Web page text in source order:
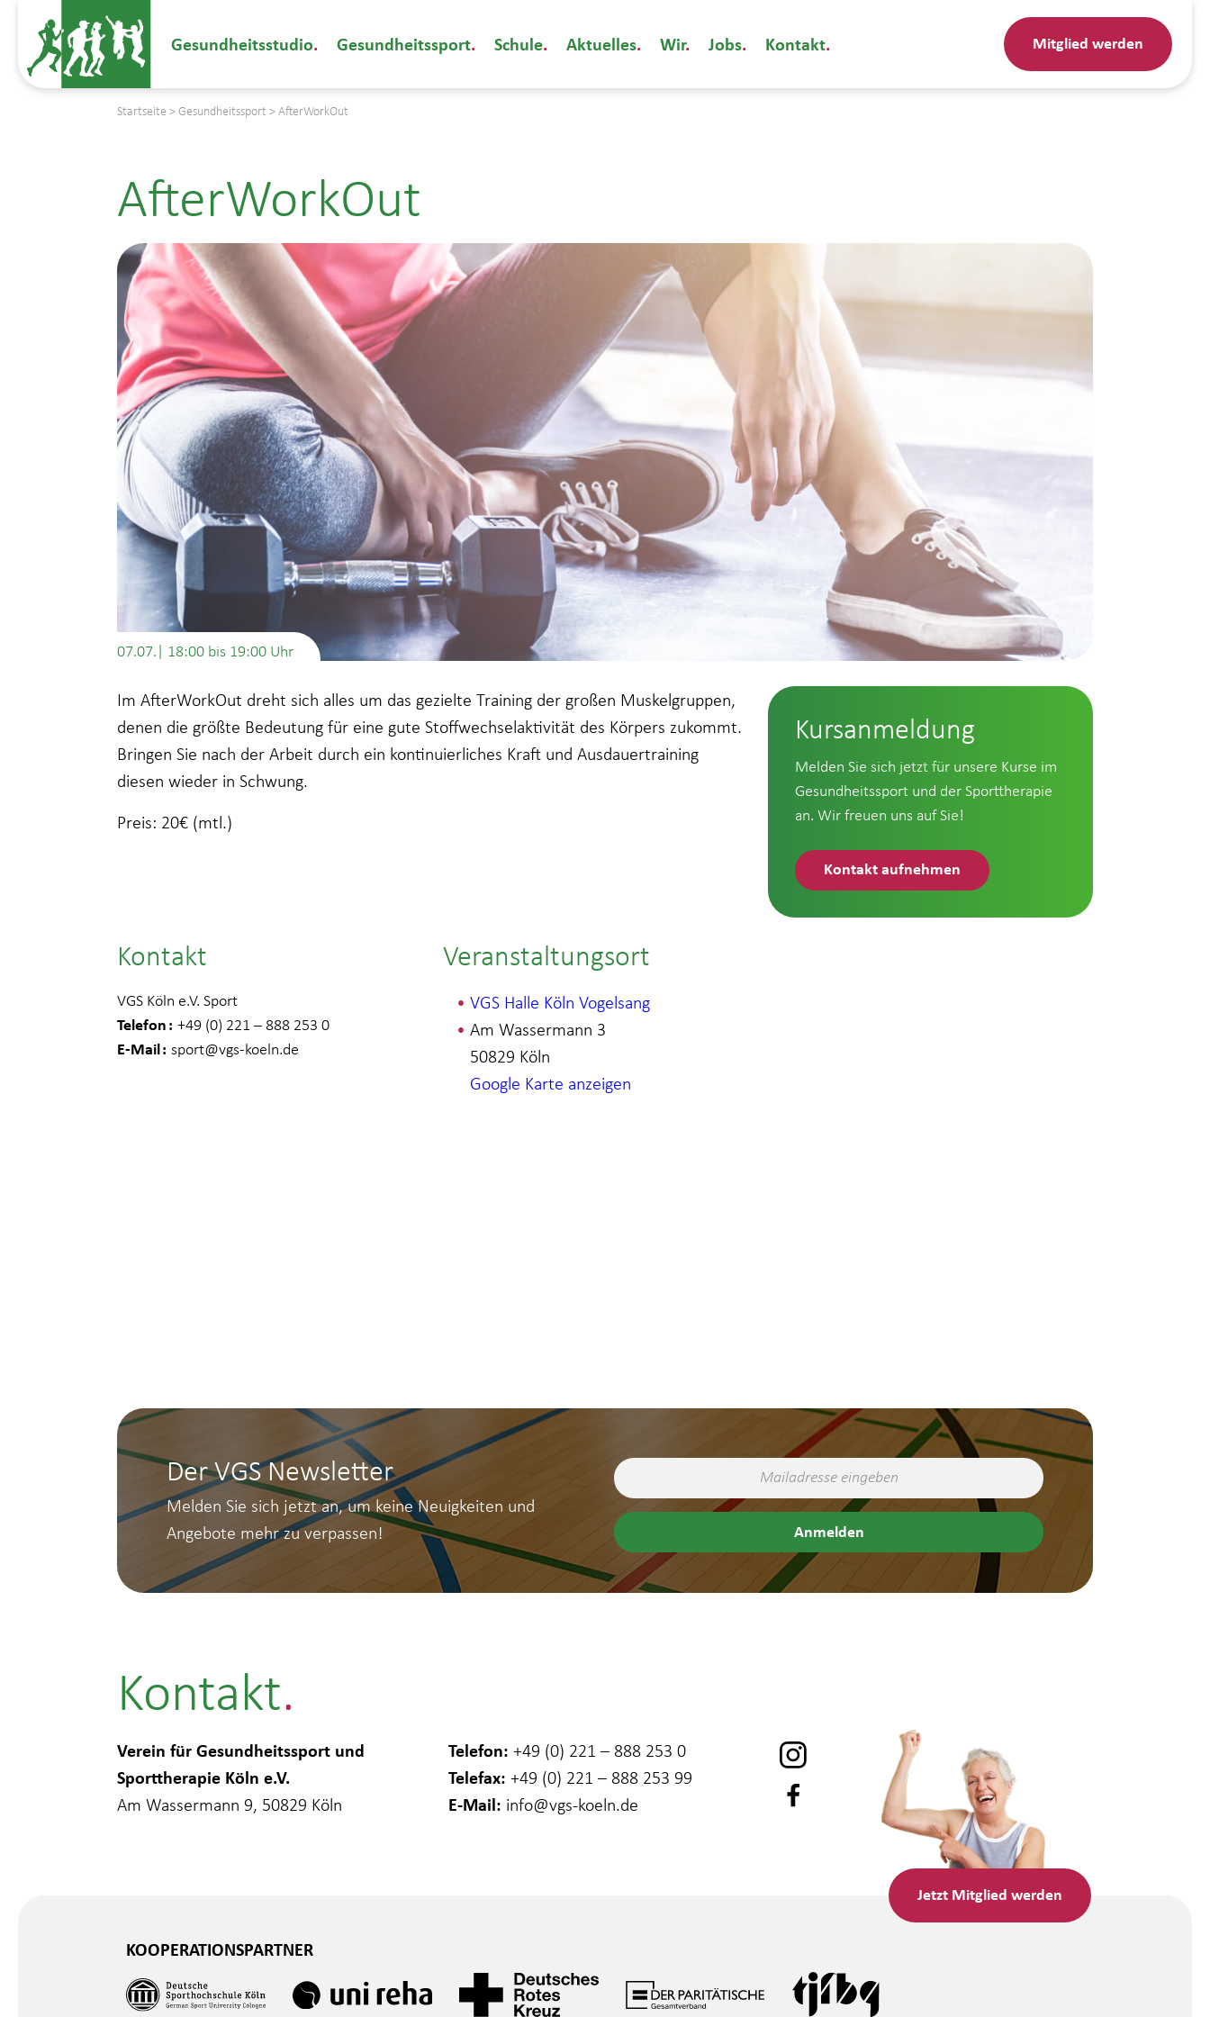
Gesundheitsstudio Gesundheitssport Schule Aktuelles Wir Jobs Kontakt Mitglied werden
Startseite > Gesundheitssport > AfterWorkOut
AfterWorkOut
07.07.| 18:00 bis 19:00
Im AfterWorkOut dreht sich alles um das gezielte Training der großen Muskelgruppen,
denen die größte Bedeutung für eine gute Stoffwechselaktivität des Körpers zukommt.
Bringen Sie nach der Arbeit durch ein kontinuierliches Kraft und Ausdauertraining
diesen wieder in Schwung.
Preis: 20€ (mtl.)
Kursanmeldung
Melden Sie sich jetzt für unsere Kurse im
Gesundheitssport und der Sporttherapie
an. Wir freuen uns auf Sie!
Kontakt aufnehmen
Kontakt
VGS Köln e.V. Sport
Telefon +49 (0) 221 – 888 253 0
E-Mail sport@vgs-koeln.de
Veranstaltungsort
VGS Halle Köln Vogelsang
Am Wassermann 3
Köln
50829
Google Karte anzeigen
Der VGS Newsletter
Melden Sie sich jetzt an, um keine Neuigkeiten und
Angebote mehr zu verpassen!
Kontakt
Verein für Gesundheitssport und
Sporttherapie Köln e.V.
Am Wassermann 9, 50829 Köln
Telefon: +49 (0) 221 – 888 253 0
Telefax: +49 (0) 221 – 888 253 99
E-Mail: info@vgs-koeln.de
Jetzt Mitglied werden
KOOPERATIONSPARTNER